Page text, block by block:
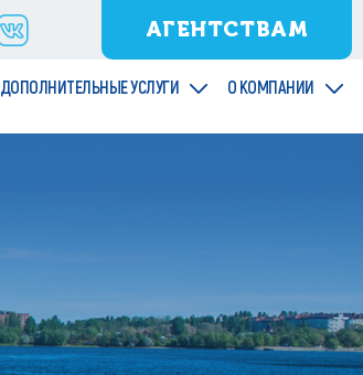
АГЕНТСТВАМ
ДОПОЛНИТЕЛЬНЫЕ УСЛУГИ О КОМПАНИИ